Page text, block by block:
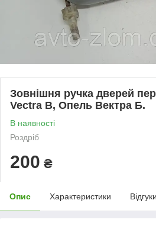
Зовнішня ручка дверей
Vectra B, Опель Вектра Б.
В наявності
Роздріб
200 ₴
Опис Характеристики